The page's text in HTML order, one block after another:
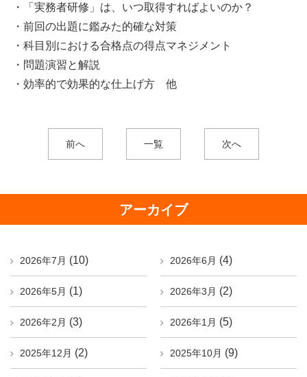
・「実務者研修」は、いつ取得すればよいのか？
・前回の出題に鑑みた的確な対策
・科目別における合格点の得点マネジメント
・問題演習と解説
・効率的で効果的な仕上げ方 他
前へ 一覧 次へ
アーカイブ
2026年7月 (10) 2026年6月 (4)
2026年5月 (1) 2026年3月 (2)
2026年2月 (3) 2026年1月 (5)
2025年12月 (2) 2025年10月 (9)